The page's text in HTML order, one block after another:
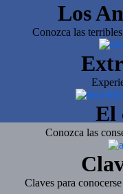
Los
Conozca las
El
Conozca las
Claves para